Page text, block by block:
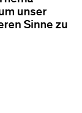
unser
Sinne zu